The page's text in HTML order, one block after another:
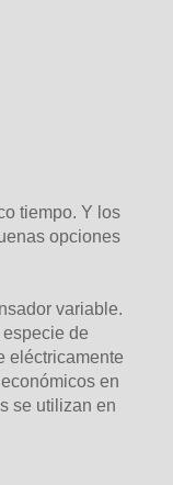
tiempo. Y los
opciones
variable.
de
eléctricamente
en
se utilizan en